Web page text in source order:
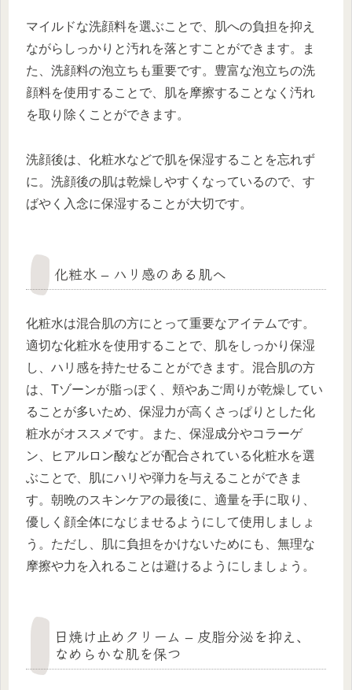
マイルドな洗顔料を選ぶことで、肌への負担を抑え
ながらしっかりと汚れを落とすことができます。ま
た、洗顔料の泡立ちも重要です。豊富な泡立ちの洗
顔料を使用することで、肌を摩擦することなく汚れ
を取り除くことができます。
洗顔後は、化粧水などで肌を保湿することを忘れず
に。洗顔後の肌は乾燥しやすくなっているので、す
ばやく入念に保湿することが大切です。
化粧水 – ハリ感のある肌へ
化粧水は混合肌の方にとって重要なアイテムです。
適切な化粧水を使用することで、肌をしっかり保湿
し、ハリ感を持たせることができます。混合肌の方
は、Tゾーンが脂っぽく、頬やあご周りが乾燥してい
ることが多いため、保湿力が高くさっぱりとした化
粧水がオススメです。また、保湿成分やコラーゲ
ン、ヒアルロン酸などが配合されている化粧水を選
ぶことで、肌にハリや弾力を与えることができま
す。朝晩のスキンケアの最後に、適量を手に取り、
優しく顔全体になじませるようにして使用しましょ
う。ただし、肌に負担をかけないためにも、無理な
摩擦や力を入れることは避けるようにしましょう。
日焼け止めクリーム – 皮脂分泌を抑え、
なめらかな肌を保つ